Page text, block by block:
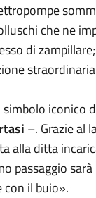
che ne
di
iconico
–. Grazie al
alla ditta
passaggio
con il buio».